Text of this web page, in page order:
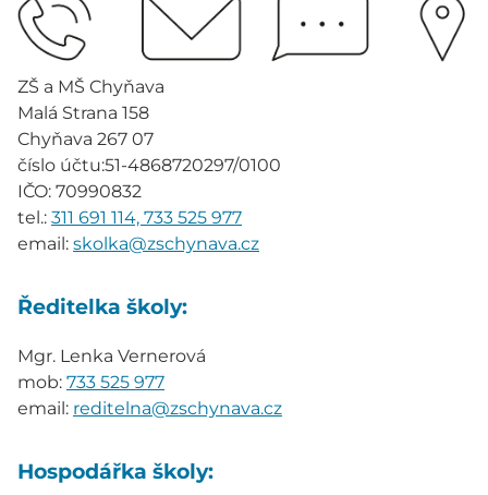
ZŠ a MŠ Chyňava
Malá Strana 158
Chyňava 267 07
číslo účtu:51-4868720297/0100
IČO: 70990832
tel.: 311 691 114, 733 525 977
email: skolka@zschynava.cz
Ředitelka školy:
Mgr. Lenka Vernerová
mob: 733 525 977
email: reditelna@zschynava.cz
Hospodářka školy: